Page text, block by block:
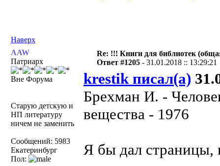
Наверх
AAW
Патриарх
Вне Форума
Старую детскую и
НП литературу
ничем не заменить
Сообщений: 5983
Екатеринбург
Пол:
Re: !!! Книги для библиотек
Ответ #1205 -31.01.2018 :: 13:29:21
krestik писал(а)
Брехман И. -
вещества - 1976
Я бы дал страницы,